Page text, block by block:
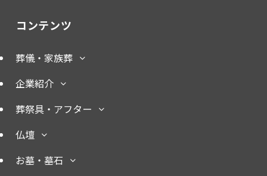
コンテンツ
葬儀・家族葬
企業紹介
葬祭具・アフター
仏壇
お墓・墓石